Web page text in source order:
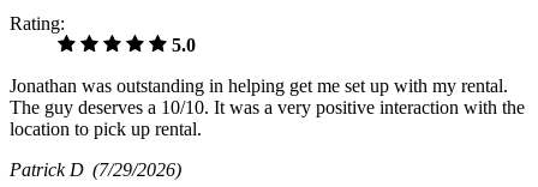
Rating:
5.0
Jonathan was outstanding in helping get me set up with my rental.
The guy deserves a 10/10. It was a very positive interaction with the
location to pick up rental.
Patrick D (7/29/2026)